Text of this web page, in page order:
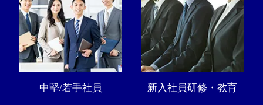
中堅/若手社員 新入社員研修・教育